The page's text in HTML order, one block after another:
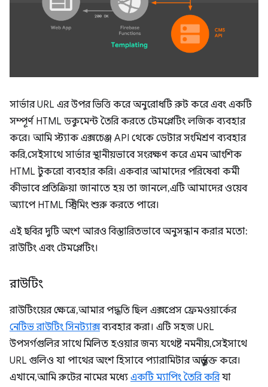
সার্ভার URL এর উপর ভিত্তি করে অনুরোধটি রুট করে এবং একটি
সম্পূর্ণ HTML ডকুমেন্ট তৈরি করতে টেমপ্লেটিং লজিক ব্যবহার
করে। আমি স্ট্যাক এক্সচেঞ্জ API থেকে ডেটার সংমিশ্রণ ব্যবহার
করি, সেইসাথে সার্ভার স্থানীয়ভাবে সংরক্ষণ করে এমন আংশিক
HTML টুকরো ব্যবহার করি। একবার আমাদের পরিষেবা কর্মী
কীভাবে প্রতিক্রিয়া জানাতে হয় তা জানলে, এটি আমাদের ওয়েব
অ্যাপে HTML স্ট্রিমিং শুরু করতে পারে।
এই ছবির দুটি অংশ আরও বিস্তারিতভাবে অনুসন্ধান করার মতো:
রাউটিং এবং টেমপ্লেটিং।
রাউটিং
রাউটিংয়ের ক্ষেত্রে, আমার পদ্ধতি ছিল এক্সপ্রেস ফ্রেমওয়ার্কের
নেটিভ রাউটিং সিনট্যাক্সব্যবহার করা। এটি সহজ URL
উপসর্গগুলির সাথে মিলিত হওয়ার জন্য যথেষ্ট নমনীয়, সেইসাথে
URL গুলিও যা পাথের অংশ হিসাবে প্যারামিটার অন্তর্ভুক্ত করে।
এখানে, আমি রুটের নামের মধ্যে একটি ম্যাপিং তৈরি করিযা